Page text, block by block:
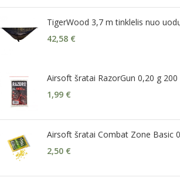
TigerWood 3,7 m tinklelis nuo
42,58 €
Airsoft šratai RazorGun 0,20 g
1,99 €
Airsoft šratai Combat Zone Basic
2,50 €